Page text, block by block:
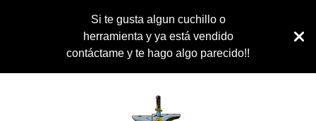
Si te gusta algun cuchillo o
herramienta y ya está vendido
contáctame y te hago algo parecido!!